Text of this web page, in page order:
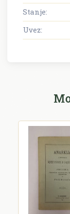
Stanje:
Uvez: